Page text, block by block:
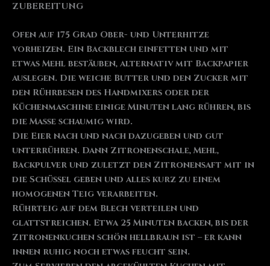
ZUBEREITUNG
Ofen auf 175 Grad Ober- und Unterhitze
vorheizen. Ein Backblech einfetten und mit
etwas Mehl bestäuben, alternativ mit Backpapier
auslegen. Die weiche Butter und den Zucker mit
den Rührbesen des Handmixers oder der
Küchenmaschine einige Minuten lang rühren, bis
die Masse schaumig wird.
Die Eier nach und nach dazugeben und gut
unterrühren. Dann Zitronenschale, Mehl,
Backpulver und zuletzt den Zitronensaft mit in
die Schüssel geben und alles kurz zu einem
homogenen Teig verarbeiten.
Rührteig auf dem Blech verteilen und
glattstreichen. Etwa 25 Minuten backen, bis der
Zitronenkuchen schön hellbraun ist – er kann
innen ruhig noch etwas feucht sein.